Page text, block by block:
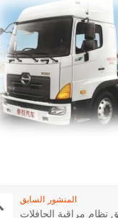
المنشور السابق